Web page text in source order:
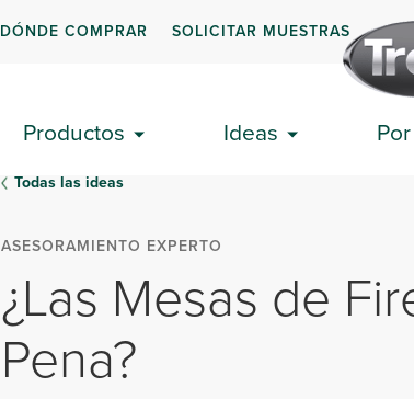
DÓNDE COMPRAR SOLICITAR MUESTRAS
Productos Ideas
Todas las ideas
ASESORAMIENTO EXPERTO
¿Las Mesas de
Pena?